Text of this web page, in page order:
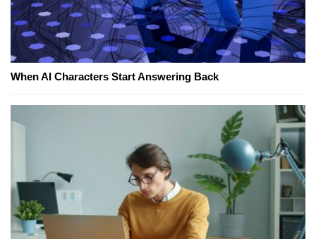
When AI Characters Start Answering Back